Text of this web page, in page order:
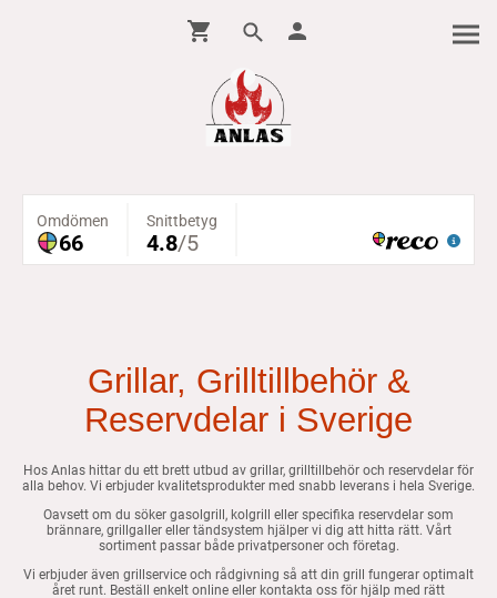
Grillar, Grilltillbehör &
Reservdelar i Sverige
Hos Anlas hittar du ett brett utbud av grillar, grilltillbehör och reservdelar för
alla behov. Vi erbjuder kvalitetsprodukter med snabb leverans i hela Sverige.
Oavsett om du söker gasolgrill, kolgrill eller specifika reservdelar som
brännare, grillgaller eller tändsystem hjälper vi dig att hitta rätt. Vårt
sortiment passar både privatpersoner och företag.
Vi erbjuder även grillservice och rådgivning så att din grill fungerar optimalt
året runt. Beställ enkelt online eller kontakta oss för hjälp med rätt